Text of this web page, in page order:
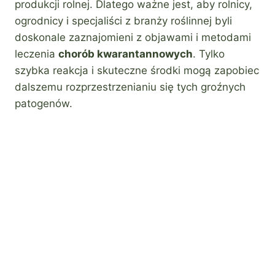
produkcji rolnej. Dlatego ważne jest, aby rolnicy,
ogrodnicy i specjaliści z branży roślinnej byli
doskonale zaznajomieni z objawami i metodami
leczenia chorób kwarantannowych. Tylko
szybka reakcja i skuteczne środki mogą zapobiec
dalszemu rozprzestrzenianiu się tych groźnych
patogenów.